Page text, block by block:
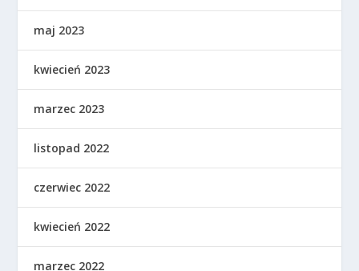
maj 2023
kwiecień 2023
marzec 2023
listopad 2022
czerwiec 2022
kwiecień 2022
marzec 2022